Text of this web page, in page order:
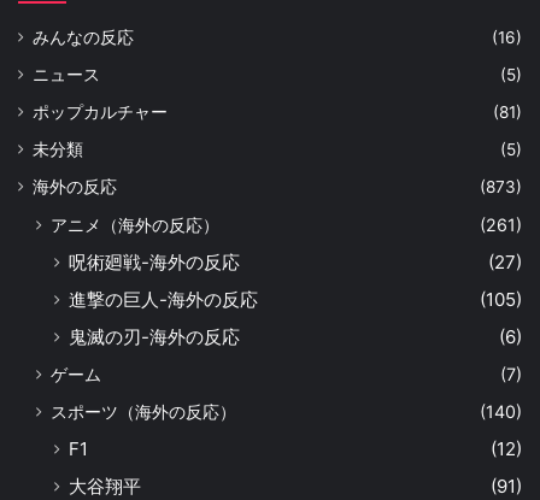
みんなの反応
(16)
ニュース
(5)
ポップカルチャー
(81)
未分類
(5)
海外の反応
(873)
アニメ（海外の反応） (261)
呪術廻戦-海外の反応
(27)
進撃の巨人-海外の反応
(105)
鬼滅の刃-海外の反応
(6)
ゲーム
(7)
スポーツ（海外の反応）
(140)
F1
(12)
大谷翔平
(91)